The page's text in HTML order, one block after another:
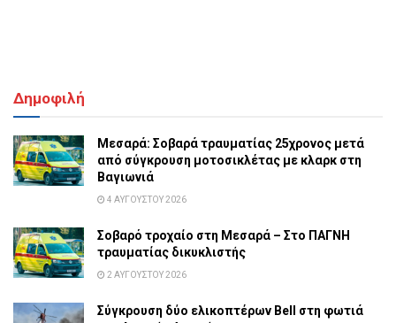
Δημοφιλή
Μεσαρά: Σοβαρά τραυματίας 25χρονος μετά
από σύγκρουση μοτοσικλέτας με κλαρκ στη
Βαγιωνιά
4 ΑΥΓΟΎΣΤΟΥ 2026
Σοβαρό τροχαίο στη Μεσαρά – Στο ΠΑΓΝΗ
τραυματίας δικυκλιστής
2 ΑΥΓΟΎΣΤΟΥ 2026
Σύγκρουση δύο ελικοπτέρων Bell στη φωτιά